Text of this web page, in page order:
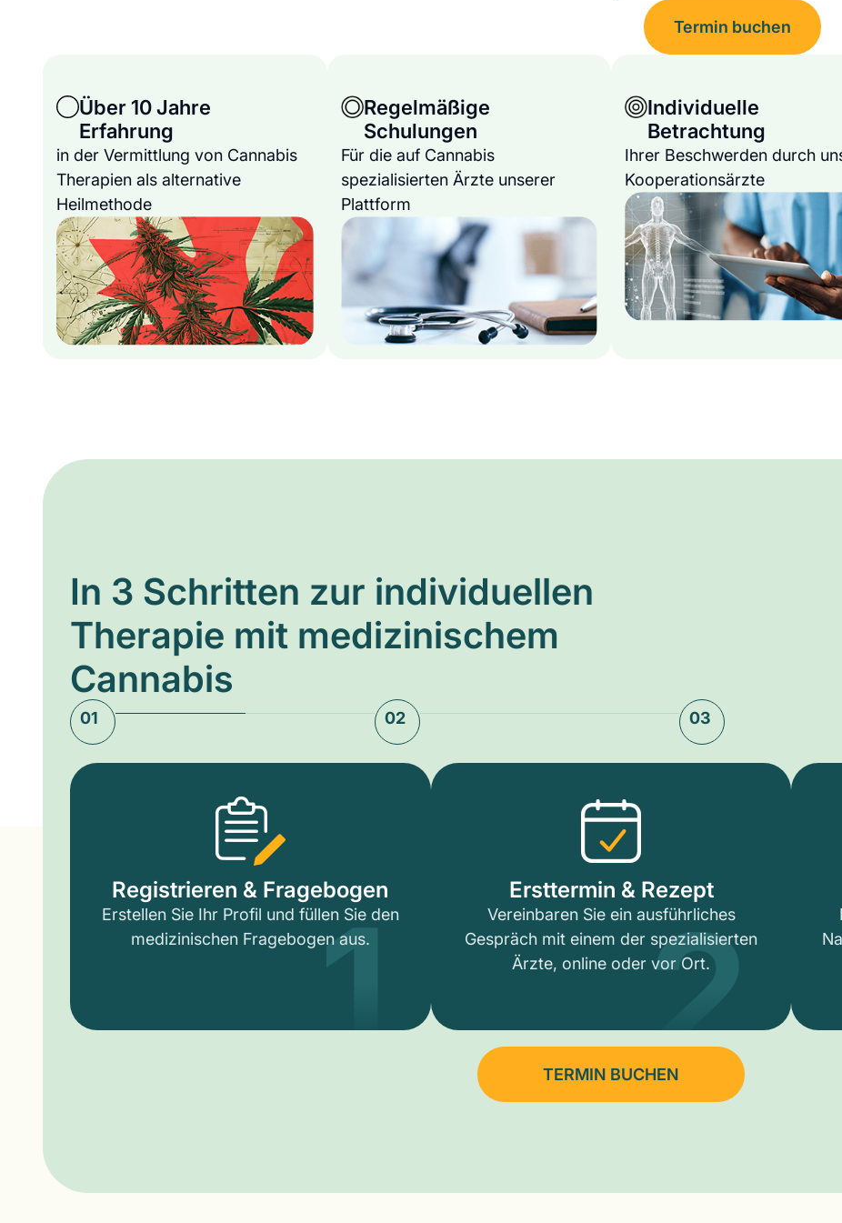
Termin buchen
Über 10 Jahre
Erfahrung
in der Vermittlung von Cannabis
Therapien als alternative
Heilmethode
Regelmäßige
Schulungen
Für die auf Cannabis
spezialisierten Ärzte unserer
Plattform
Individuelle
Betrachtung
Ihrer Beschwerden durch
Kooperationsärzte
In 3 Schritten zur individuellen
Therapie mit medizinischem
Cannabis
01 02 03
Registrieren & Fragebogen
Erstellen Sie Ihr Profil und füllen Sie den
medizinischen Fragebogen aus.
1 Ersttermin & Rezept
Vereinbaren Sie ein ausführliches
Gespräch mit einem der spezialisierten
Ärzte, online oder vor Ort.
2
TERMIN BUCHEN